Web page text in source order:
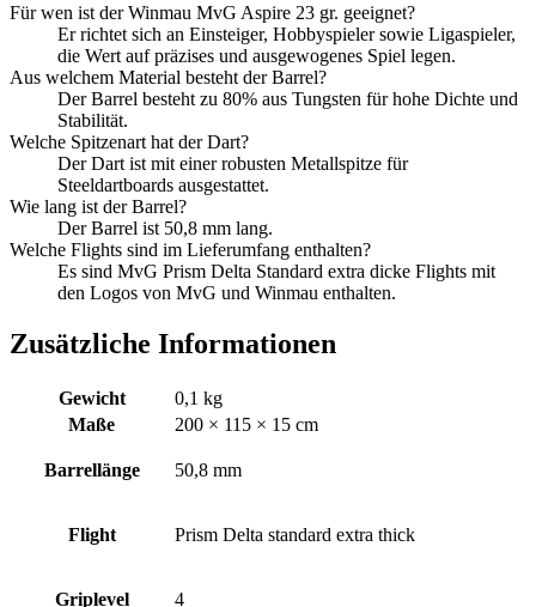
Für wen ist der Winmau MvG Aspire 23 gr. geeignet?
Er richtet sich an Einsteiger, Hobbyspieler sowie Ligaspieler,
die Wert auf präzises und ausgewogenes Spiel legen.
Aus welchem Material besteht der Barrel?
Der Barrel besteht zu 80% aus Tungsten für hohe Dichte und
Stabilität.
Welche Spitzenart hat der Dart?
Der Dart ist mit einer robusten Metallspitze für
Steeldartboards ausgestattet.
Wie lang ist der Barrel?
Der Barrel ist 50,8 mm lang.
Welche Flights sind im Lieferumfang enthalten?
Es sind MvG Prism Delta Standard extra dicke Flights mit
den Logos von MvG und Winmau enthalten.
Zusätzliche Informationen
Gewicht
0,1 kg
Maße
200 × 115 × 15 cm
Barrellänge 50,8 mm
Flight Prism Delta standard extra thick
Griplevel 4